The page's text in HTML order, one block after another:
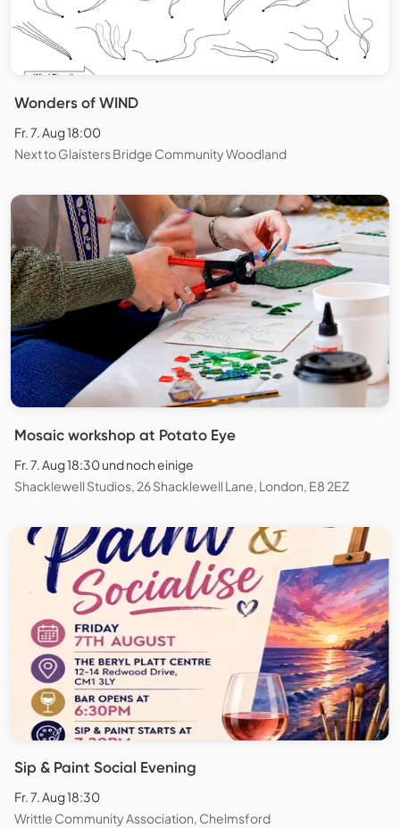
Wonders of WIND
Fr. 7. Aug 18:00
Next to Glaisters Bridge Community Woodland
Mosaic workshop at Potato Eye
Fr. 7. Aug 18:30 und noch einige
Shacklewell Studios, 26 Shacklewell Lane, London, E8 2EZ
Sip & Paint Social Evening
Fr. 7. Aug 18:30
Writtle Community Association, Chelmsford